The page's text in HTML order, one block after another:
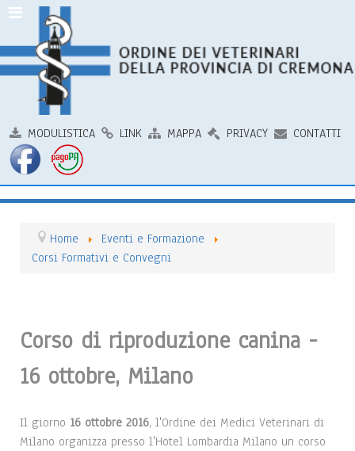
MODULISTICA LINK MAPPA PRIVACY CONTATTI
Home
Eventi e Formazione
Corsi Formativi e Convegni
Corso di riproduzione canina -
16 ottobre, Milano
Il giorno 16 ottobre 2016, l'Ordine dei Medici Veterinari di
Milano organizza presso l'Hotel Lombardia Milano un corso
Riproduzione,
management,
e
terapia
2016-
2017